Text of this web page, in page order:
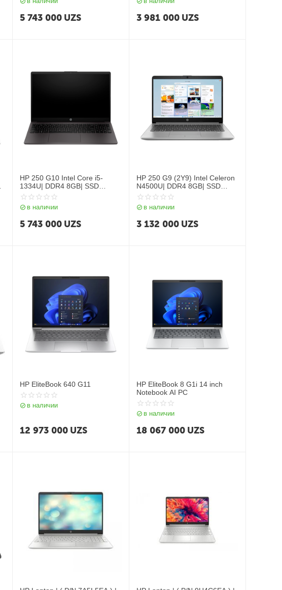
RU) Blue
5 743 000 UZS
Silver
3 981 000 UZS
HP 250 G10 Intel Core i5-
1334U| DDR4 8GB| SSD
512GB| 15.6″ FHD| Intel UHD
Graphics| Free Dos| Dark Ash
Silver
в наличии
5 743 000 UZS
HP 250 G9 (2Y9) Intel Celeron
N4500U| DDR4 8GB| SSD
256GB| 15.6 HD| Intel UHD
Graphics| DOS| RU| Silver
в наличии
3 132 000 UZS
HP EliteBook 640 G11
в наличии
12 973 000 UZS
HP EliteBook 8 G1i 14 inch
Notebook AI PC
в наличии
18 067 000 UZS